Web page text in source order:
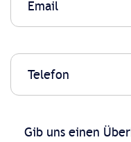
Gib uns einen